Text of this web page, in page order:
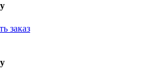
заказ